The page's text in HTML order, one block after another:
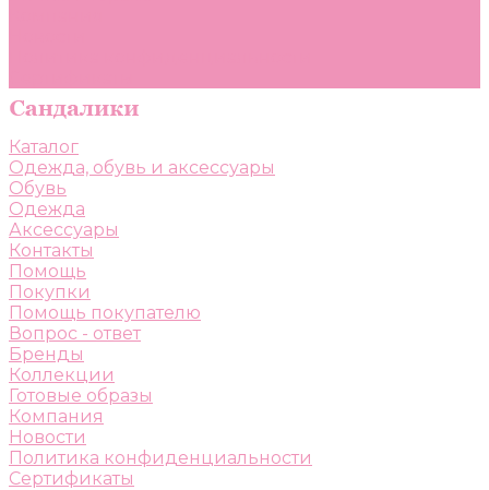
Каталог
Одежда, обувь и аксессуары
Обувь
Одежда
Аксессуары
Контакты
Помощь
Покупки
Помощь покупателю
Вопрос - ответ
Бренды
Коллекции
Готовые образы
Компания
Новости
Политика конфиденциальности
Сертификаты